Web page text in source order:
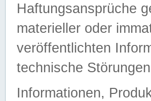
Haftungsansprüche
materieller oder
veröffentlichten
technische
Informationen,